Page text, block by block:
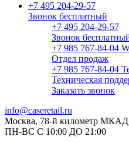
+7 495 204-29-57
Звонок бесплатный
+7 495 204-29-57
Звонок
+7 985 767-84-04
Отдел продаж
+7 985 767-84-04
Техническая
Заказать звонок
info@caseretail.ru
Москва, 78-й километр
ПН-ВС С 10:00 ДО 21:00